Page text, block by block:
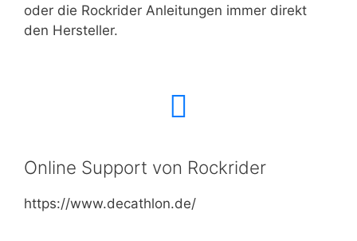
oder die Rockrider Anleitungen immer direkt
den Hersteller.
Online Support von Rockrider
https://www.decathlon.de/